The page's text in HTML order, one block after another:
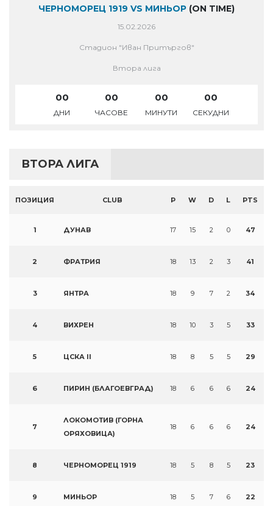
ЧЕРНОМОРЕЦ 1919 VS МИНЬОР (ON TIME)
15.02.2026
Стадион "Иван Притъргов"
Втора лига
00
ДНИ
00
ЧАСОВЕ
00
МИНУТИ
00
СЕКУДНИ
ВТОРА ЛИГА
ПОЗИЦИЯ CLUB P W D L PTS
1 ДУНАВ 17 15 2 0 47
2 ФРАТРИЯ 18 13 2 3 41
3 ЯНТРА 18 9 7 2 34
4 ВИХРЕН 18 10 3 5 33
5 ЦСКА II 18 8 5 5 29
6 ПИРИН (БЛАГОЕВГРАД) 18 6 6 6 24
7
ЛОКОМОТИВ (ГОРНА
ОРЯХОВИЦА)
18 6 6 6 24
8 ЧЕРНОМОРЕЦ 1919 18 5 8 5 23
9 МИНЬОР 18 5 7 6 22